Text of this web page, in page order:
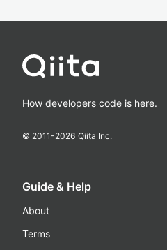
How developers code is here.
© 2011-2026 Qiita Inc.
Guide & Help
About
Terms